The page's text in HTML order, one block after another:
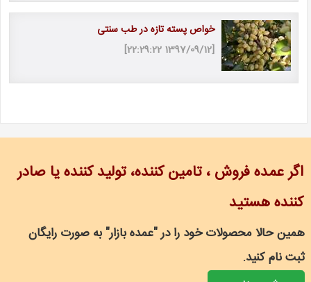
خواص پسته تازه در طب سنتی
[1397/09/12 22:29:22]
اگر عمده فروش ، تامین کننده، تولید کننده یا صادر
کننده هستید
همین حالا محصولات خود را در "عمده بازار" به صورت رایگان
ثبت نام کنید.